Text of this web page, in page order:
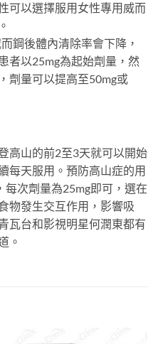
可以選擇服用女性專用威而
。
鋼後體內清除率會下降，
者以25mg為起始劑量，然
劑量可以提高至50mg或
高山的前2至3天就可以開始
每天服用。預防高山症的用
次劑量為25mg即可，選在
物發生交互作用，影響吸
瓦台和影視明星何潤東都有
。